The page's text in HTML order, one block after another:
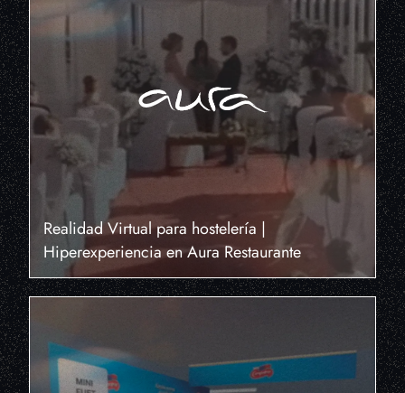
Realidad Virtual para hostelería |
Hiperexperiencia en Aura Restaurante